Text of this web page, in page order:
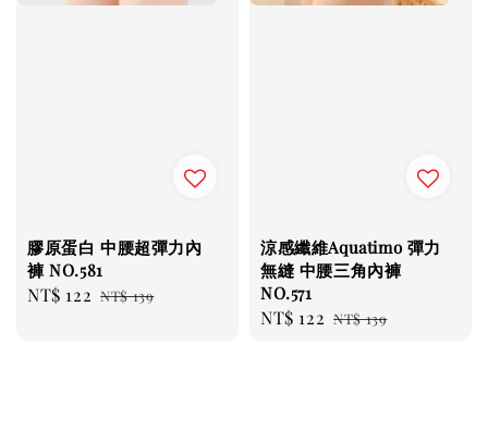
膠原蛋白 中腰超彈力內
褲 NO.581
Sale
NT$ 122 Regular
NT$ 139
涼感纖維Aquatimo 彈力
無縫 中腰三角內褲
NO.571
Sale
NT$ 122 Regular
NT$ 139